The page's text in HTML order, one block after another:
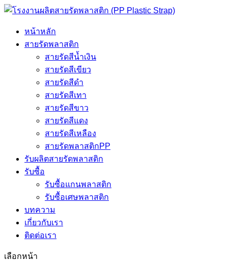
หน้าหลัก
สายรัดพลาสติก
สายรัดสีน้ำเงิน
สายรัดสีเขียว
สายรัดสีดำ
สายรัดสีเทา
สายรัดสีขาว
สายรัดสีแดง
สายรัดสีเหลือง
สายรัดพลาสติกPP
รับผลิตสายรัดพลาสติก
รับซื้อ
รับซื้อแกนพลาสติก
รับซื้อเศษพลาสติก
บทความ
เกี่ยวกับเรา
ติดต่อเรา
เลือกหน้า